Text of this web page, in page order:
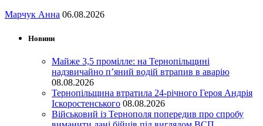
Марчук Анна 06.08.2026
Новини
Майже 3,5 промілле: на Тернопільщині
надзвичайно п’яний водій втрапив в аварію
08.08.2026
Тернопільщина втратила 24-річного Героя Андрія
Іскоростенського 08.08.2026
Військовий із Тернополя попередив про спробу